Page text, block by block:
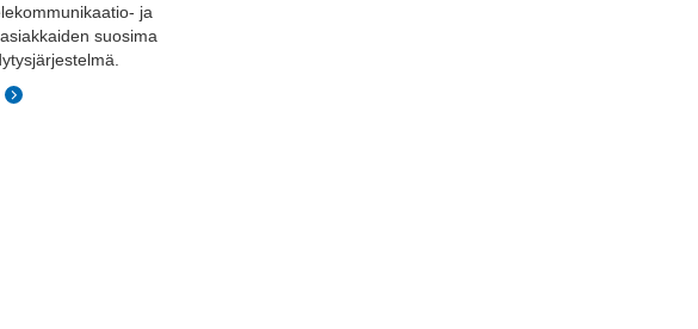
ja
suosima